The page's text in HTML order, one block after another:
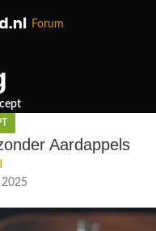
Forum
Aardappels